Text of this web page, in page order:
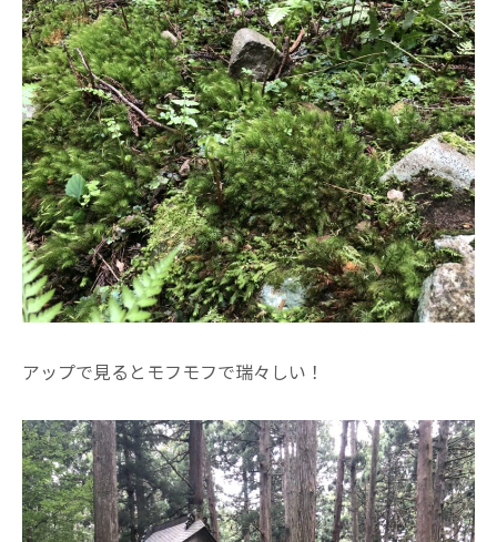
アップで見るとモフモフで瑞々しい！